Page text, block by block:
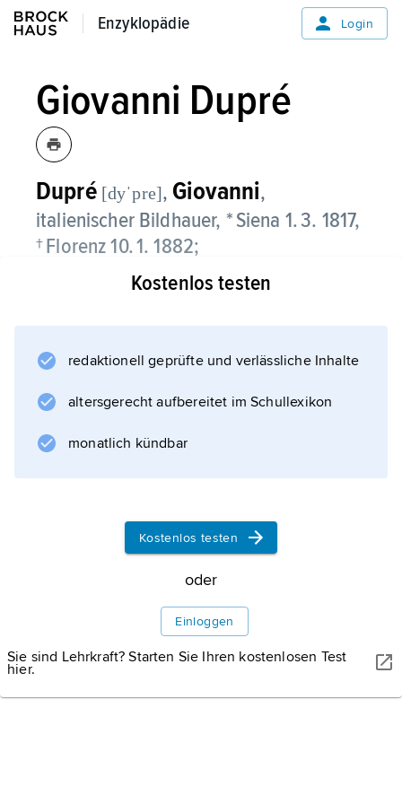
Enzyklopädie
Enzyklopädie Login
Giovanni Dupré
Dupré [dyˈpre], Giovanni,
italienischer Bildhauer, * Siena 1. 3. 1817,
† Florenz 10. 1. 1882;
schuf in spätklassizistischem, zeitweilig
Kostenlos testen
redaktionell geprüfte und verlässliche Inhalte
altersgerecht aufbereitet im Schullexikon
monatlich kündbar
Kostenlos testen
oder
Einloggen
Sie sind Lehrkraft? Starten Sie Ihren kostenlosen Test
hier.